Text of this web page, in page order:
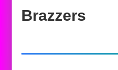
Brazzers